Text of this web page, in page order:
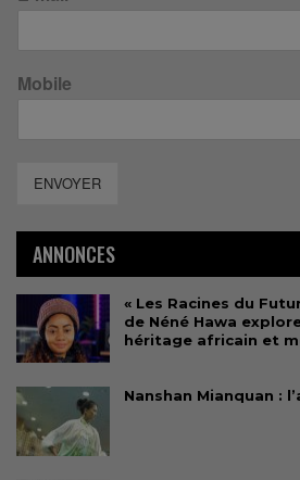
Mobile
ENVOYER
ANNONCES
« Les Racines du
de Néné Hawa
héritage africain et
Nanshan Mianquan :